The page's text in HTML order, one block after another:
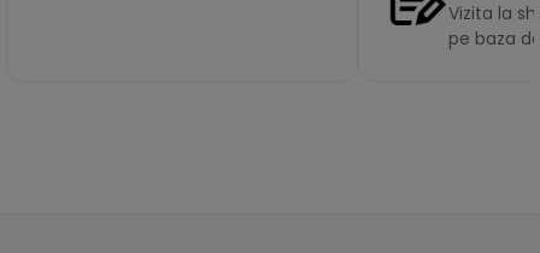
Vizita la
pe baza